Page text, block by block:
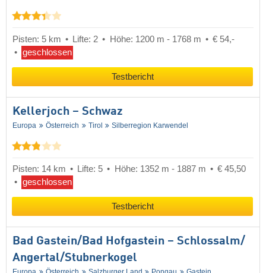
Pisten: 5 km Lifte: 2 Höhe: 1200 m - 1768 m
€ 54,-
geschlossen
Testbericht
Kellerjoch – Schwaz
Europa Österreich Tirol Silberregion Karwendel
Pisten: 14 km Lifte: 5 Höhe: 1352 m - 1887 m
€ 45,50
geschlossen
Testbericht
Bad Gastein/​Bad Hofgastein – Schlossalm/​
Angertal/​Stubnerkogel